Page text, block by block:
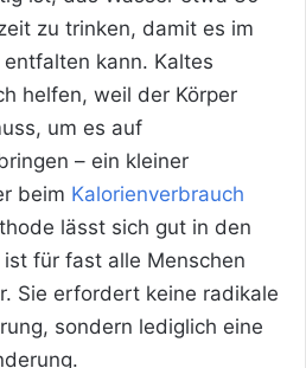
zu trinken, damit es im
kann. Kaltes
helfen, weil der Körper
um es auf
– ein kleiner
beim Kalorienverbrauch
lässt sich gut in den
für fast alle Menschen
Sie erfordert keine radikale
sondern lediglich eine